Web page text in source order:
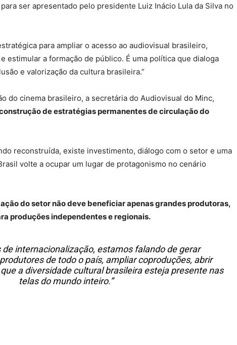
ser apresentado pelo presidente Luiz Inácio Lula da Silva no
para ampliar o acesso ao audiovisual brasileiro,
estimular a formação de público. É uma política que dialoga
e valorização da cultura brasileira.”
do cinema brasileiro, a secretária do Audiovisual do Minc,
de estratégias permanentes de circulação do
reconstruída, existe investimento, diálogo com o setor e uma
volte a ocupar um lugar de protagonismo no cenário
do setor não deve beneficiar apenas grandes produtoras,
produções independentes e regionais.
de internacionalização, estamos falando de gerar
de todo o país, ampliar coproduções, abrir
a diversidade cultural brasileira esteja presente nas
telas do mundo inteiro.”